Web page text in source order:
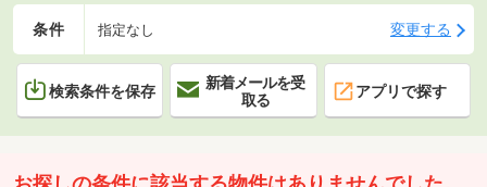
条件 指定なし 変更する
検索条件を保存
新着メールを受
取る
アプリで探す